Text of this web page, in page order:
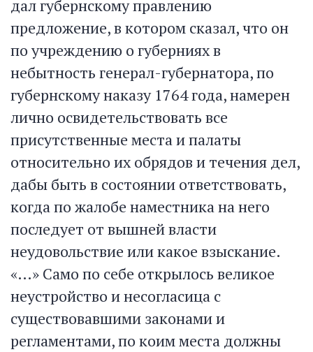
дал губернскому правлению
предложение, в котором сказал, что он
по учреждению о губерниях в
небытность генерал-губернатора, по
губернскому наказу 1764 года, намерен
лично освидетельствовать все
присутственные места и палаты
относительно их обрядов и течения дел,
дабы быть в состоянии ответствовать,
когда по жалобе наместника на него
последует от вышней власти
неудовольствие или какое взыскание.
«…» Само по себе открылось великое
неустройство и несогласица с
существовавшими законами и
регламентами, по коим места должны